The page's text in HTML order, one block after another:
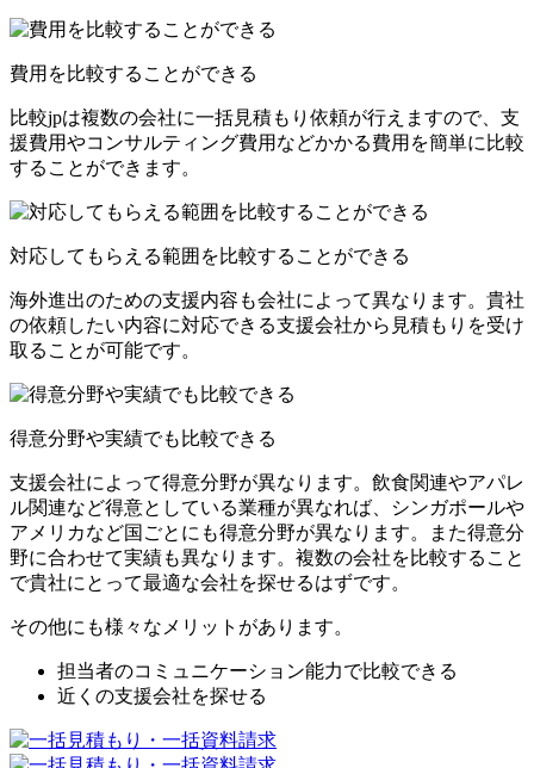
費用を比較することができる
比較jpは複数の会社に一括見積もり依頼が行えますので、支
援費用やコンサルティング費用などかかる費用を簡単に比較
することができます。
対応してもらえる範囲を比較することができる
海外進出のための支援内容も会社によって異なります。貴社
の依頼したい内容に対応できる支援会社から見積もりを受け
取ることが可能です。
得意分野や実績でも比較できる
支援会社によって得意分野が異なります。飲食関連やアパレ
ル関連など得意としている業種が異なれば、シンガポールや
アメリカなど国ごとにも得意分野が異なります。また得意分
野に合わせて実績も異なります。複数の会社を比較すること
で貴社にとって最適な会社を探せるはずです。
その他にも様々なメリットがあります。
担当者のコミュニケーション能力で比較できる
近くの支援会社を探せる